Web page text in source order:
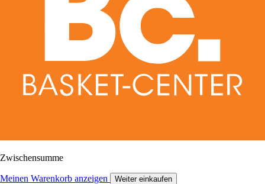
Zwischensumme
Meinen Warenkorb anzeigen Weiter einkaufen